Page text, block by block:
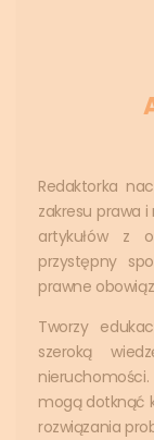
Redaktorka
zakresu prawa
artykułów z
przystępny
prawne
Tworzy
szeroką
mogą dotknąć
rozwiązania